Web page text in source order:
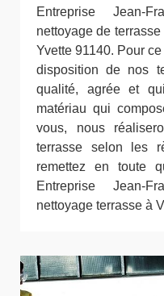
Entreprise Jean-
nettoyage de
Yvette 91140. Pour
disposition de nos
qualité, agrée et
matériau qui
vous, nous
terrasse selon les
remettez en toute
Entreprise Jean-
nettoyage terrasse à